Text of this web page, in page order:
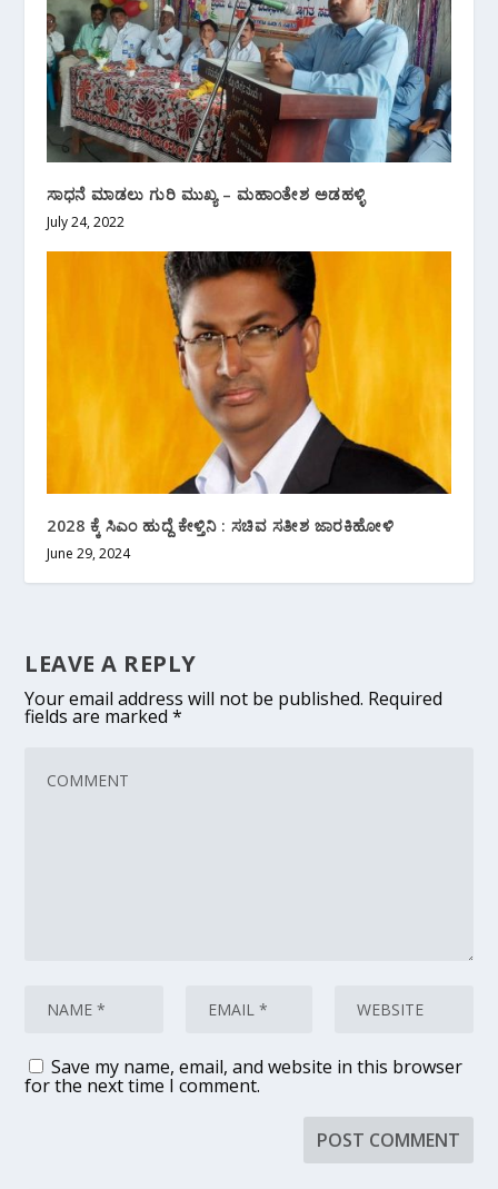
ಸಾಧನೆ ಮಾಡಲು ಗುರಿ ಮುಖ್ಯ – ಮಹಾಂತೇಶ ಅಡಹಳ್ಳಿ
July 24, 2022
2028 ಕ್ಕೆ ಸಿಎಂ ಹುದ್ದೆ ಕೇಳ್ತಿನಿ‌ : ಸಚಿವ ಸತೀಶ ಜಾರಕಿಹೋಳಿ
June 29, 2024
LEAVE A REPLY
Your email address will not be published. Required
fields are marked*
Save my name, email, and website in this browser
for the next time I comment.